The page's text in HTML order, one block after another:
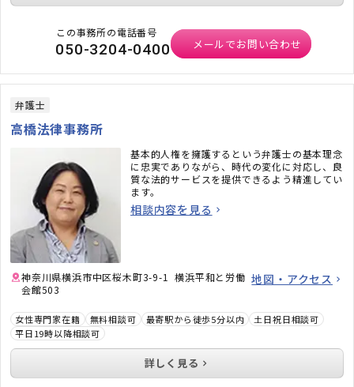
この事務所の電話番号
050-3204-0400 メールでお問い合わせ
弁護士
高橋法律事務所
基本的人権を擁護するという弁護士の基本理念
に忠実でありながら、時代の変化に対応し、良
質な法的サービスを提供できるよう精進してい
ます。
相談内容を見る
神奈川県横浜市中区桜木町3-9-1 横浜平和と労働
会館503
地図・アクセス
女性専門家在籍 無料相談可 最寄駅から徒歩5分以内
土日祝日相談可
平日19時以降相談可
詳しく見る